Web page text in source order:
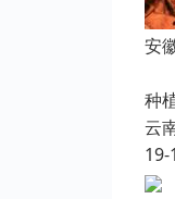
安
种
云
19-